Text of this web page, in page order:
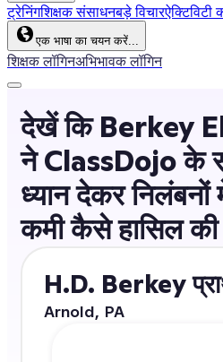
ट्रेनिंगशिक्षक संसाधनबड़े विचारऐक्टिविटी
एक भाषा का चयन करें...
शिक्षक लॉगिनअभिभावक लॉगिन
देखें कि Berkey
ने ClassDojo के
ध्यान देकर
कमी कैसे हासिल की
H.D. Berkey
Arnold, PA